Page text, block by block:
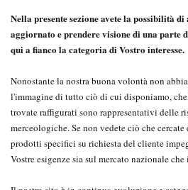
Nella presente sezione avete la possibilità
aggiornato e prendere visione di una parte
qui a fianco la categoria di Vostro interesse.
Nonostante la nostra buona volontà non
l'immagine di tutto ciò di cui disponiamo,
trovate raffigurati sono rappresentativi delle
merceologiche. Se non vedete ciò che
prodotti specifici su richiesta del cliente
Vostre esigenze sia sul mercato nazionale